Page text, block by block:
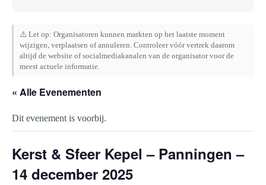
⚠️ Let op: Organisatoren kunnen markten op het laatste moment
wijzigen, verplaatsen of annuleren. Controleer vóór vertrek daarom
altijd de website of socialmediakanalen van de organisator voor de
meest actuele informatie.
« Alle Evenementen
Dit evenement is voorbij.
Kerst & Sfeer Kepel – Panningen –
14 december 2025